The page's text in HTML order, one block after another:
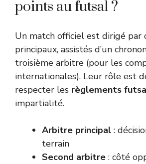
points au futsal ?
Un match officiel est dirigé par
principaux, assistés d’un
troisième arbitre (pour les
internationales). Leur rôle est
respecter les règlements
impartialité.
Arbitre principal :
terrain
Second arbitre : côté